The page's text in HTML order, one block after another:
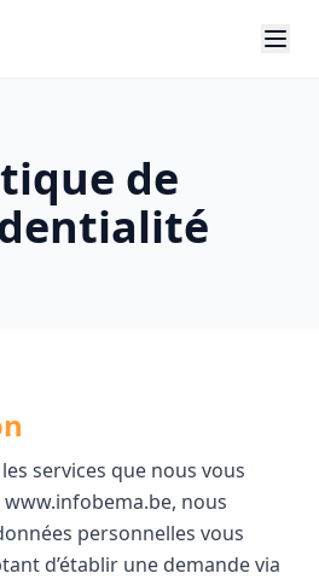
de
services que nous vous
nous
personnelles vous
d’établir une demande via